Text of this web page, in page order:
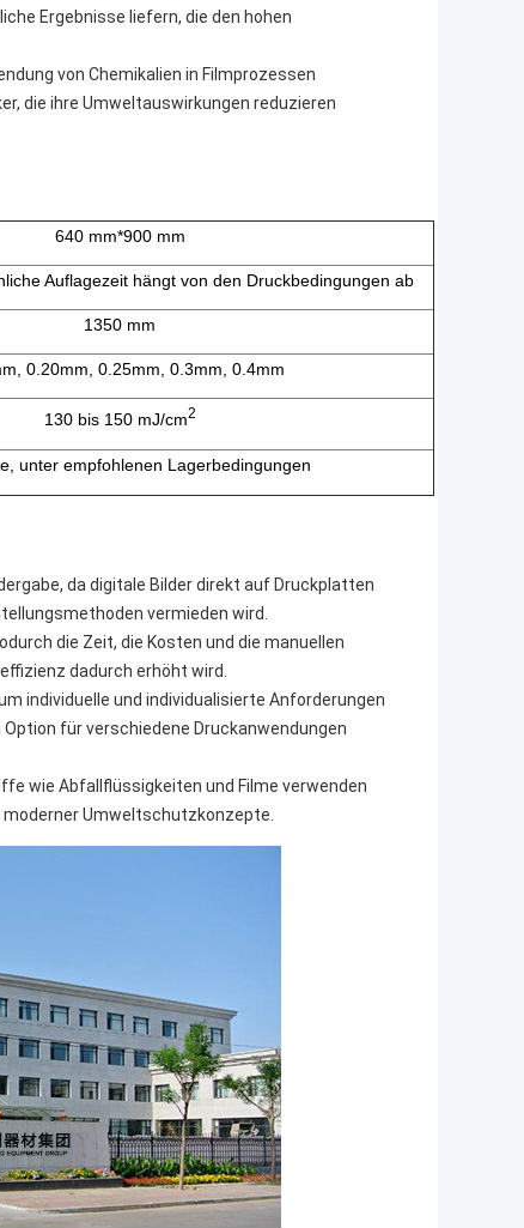
Ergebnisse liefern, die den hohen
von Chemikalien in Filmprozessen
die ihre Umweltauswirkungen reduzieren
640 mm*900 mm
Auflagezeit hängt von den Druckbedingungen ab
1350 mm
0.20mm, 0.25mm, 0.3mm, 0.4mm
130 bis 150 mJ/cm2
unter empfohlenen Lagerbedingungen
da digitale Bilder direkt auf Druckplatten
vermieden wird.
die Zeit, die Kosten und die manuellen
dadurch erhöht wird.
individuelle und individualisierte Anforderungen
für verschiedene Druckanwendungen
wie Abfallflüssigkeiten und Filme verwenden
Umweltschutzkonzepte.